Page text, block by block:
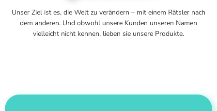
Unser Ziel ist es, die Welt zu verändern – mit einem Rätsler nach
dem anderen. Und obwohl unsere Kunden unseren Namen
vielleicht nicht kennen, lieben sie unsere Produkte.